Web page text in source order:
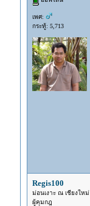
เพศ:
กระทู้: 5,713
Regis100
ม่อนเงาะ ณ เชียงใหม่
ผู้คุมกฎ